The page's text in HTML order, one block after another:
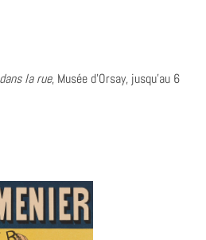
la rue, Musée d’Orsay, jusqu’au 6